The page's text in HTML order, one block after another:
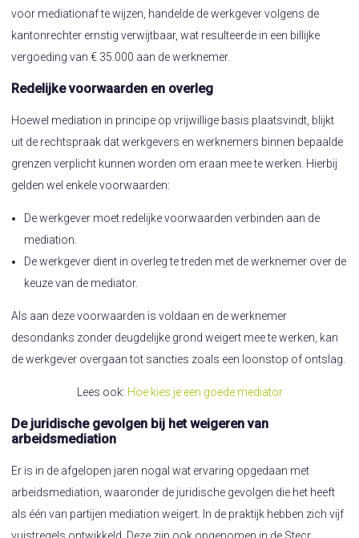
voor mediationaf te wijzen, handelde de werkgever volgens de
kantonrechter ernstig verwijtbaar, wat resulteerde in een billijke
vergoeding van € 35.000 aan de werknemer.
Redelijke voorwaarden en overleg
Hoewel mediation in principe op vrijwillige basis plaatsvindt, blijkt
uit de rechtspraak dat werkgevers en werknemers binnen bepaalde
grenzen verplicht kunnen worden om eraan mee te werken. Hierbij
gelden wel enkele voorwaarden:
De werkgever moet redelijke voorwaarden verbinden aan de
mediation.
De werkgever dient in overleg te treden met de werknemer over de
keuze van de mediator.
Als aan deze voorwaarden is voldaan en de werknemer
desondanks zonder deugdelijke grond weigert mee te werken, kan
de werkgever overgaan tot sancties zoals een loonstop of ontslag.
Lees ook: Hoe kies je een goede mediator
De juridische gevolgen bij het weigeren van
arbeidsmediation
Er is in de afgelopen jaren nogal wat ervaring opgedaan met
arbeidsmediation, waaronder de juridische gevolgen die het heeft
als één van partijen mediation weigert. In de praktijk hebben zich vijf
vuistregels ontwikkeld. Deze zijn ook opgenomen in de Stecr